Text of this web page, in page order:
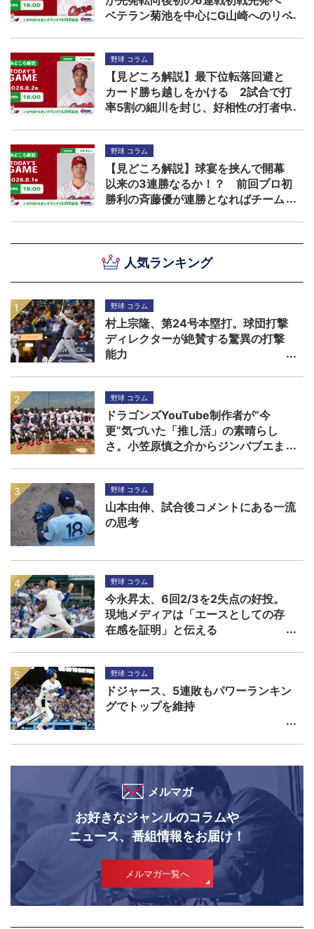
人気ランキング
野球 コラム
村上宗隆、第24号本塁打。球団打撃
ディレクターが絶賛する驚異の打撃
能力
野球 コラム
ドラゴンズYouTube制作者が“今
更”気づいた「推し活」の素晴らし
さ。小笠原慎之介からジンバブエま
野球 コラム
山本由伸、試合後コメントにある一流
の思考
野球 コラム
今永昇太、6回2/3を2失点の好投。
現地メディアは「エースとしての存
在感を証明」と伝える
野球 コラム
ドジャース、5連敗もパワーランキン
グでトップを維持
メルマガ
お好きなジャンルのコラムや
ニュース、番組情報をお届け！
メルマガ一覧へ
ベテラン菊池を中心にG山崎へのリベ
野球 コラム
【見どころ解説】最下位転落回避と
カード勝ち越しをかける 2試合で打
率5割の細川を封じ、好相性の打者中
野球 コラム
【見どころ解説】球宴を挟んで開幕
以来の3連勝なるか！？ 前回プロ初
勝利の斉藤優が連勝となればチーム